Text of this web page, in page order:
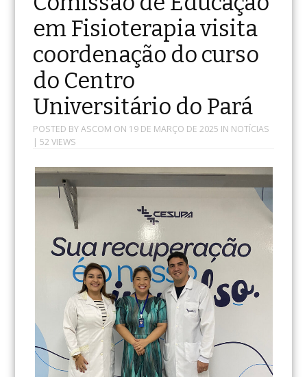
em Fisioterapia visita
coordenação do curso
do Centro
Universitário do Pará
POSTED BYASCOM ON 19 DE MARÇO DE 2025 IN NOTÍCIAS
| 52 VIEWS